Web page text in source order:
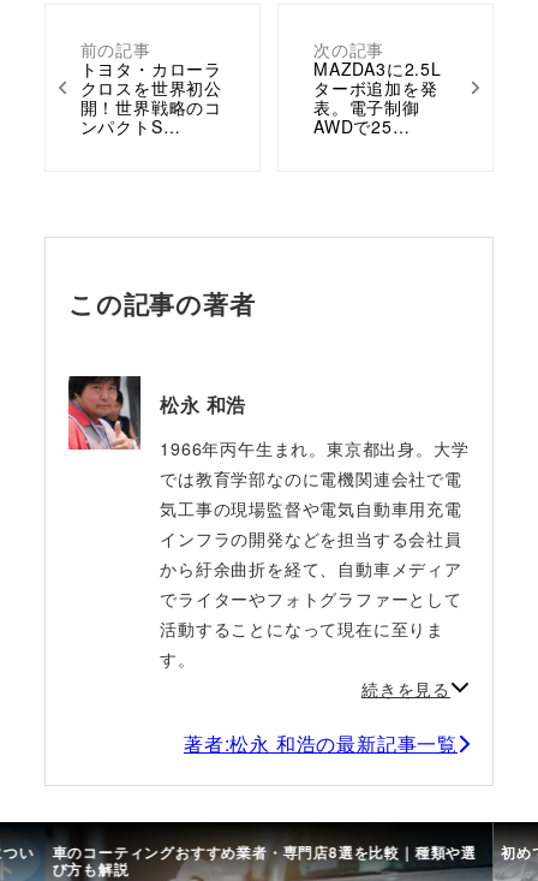
前の記事
トヨタ・カローラ
クロスを世界初公
開！世界戦略のコ
ンパクトS…
次の記事
MAZDA3に2.5L
ターボ追加を発
表。電子制御
AWDで25…
この記事の著者
松永 和浩
1966年丙午生まれ。東京都出身。大学
では教育学部なのに電機関連会社で電
気工事の現場監督や電気自動車用充電
インフラの開発などを担当する会社員
から紆余曲折を経て、自動車メディア
でライターやフォトグラファーとして
活動することになって現在に至りま
す。
続きを見る
著者:松永 和浩の最新記事一覧
い 車のコーティングおすすめ業者・専門店8選を比較｜種類や選
び方も解説
初め